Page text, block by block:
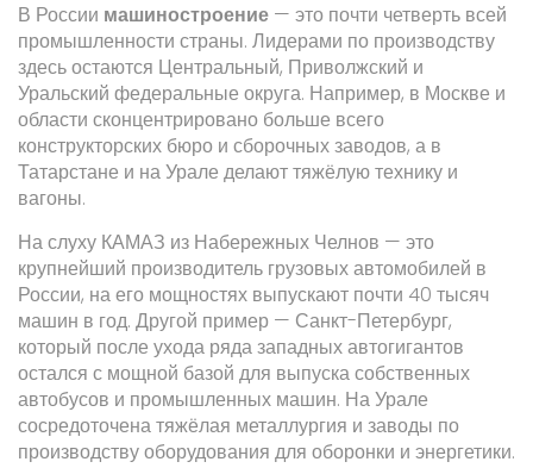
В России машиностроение — это почти четверть всей
промышленности страны. Лидерами по производству
здесь остаются Центральный, Приволжский и
Уральский федеральные округа. Например, в Москве и
области сконцентрировано больше всего
конструкторских бюро и сборочных заводов, а в
Татарстане и на Урале делают тяжёлую технику и
вагоны.
На слуху КАМАЗ из Набережных Челнов — это
крупнейший производитель грузовых автомобилей в
России, на его мощностях выпускают почти 40 тысяч
машин в год. Другой пример — Санкт-Петербург,
который после ухода ряда западных автогигантов
остался с мощной базой для выпуска собственных
автобусов и промышленных машин. На Урале
сосредоточена тяжёлая металлургия и заводы по
производству оборудования для оборонки и энергетики.